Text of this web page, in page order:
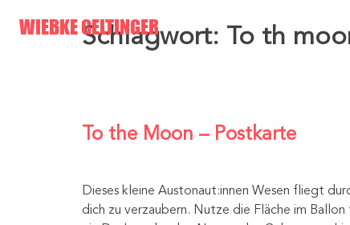
WIEBKE GELTINGER
Schlagwort: To th
To the Moon – Postkarte
Dieses kleine Austonaut:innen Wesen fliegt
dich zu verzaubern. Nutze die Fläche im